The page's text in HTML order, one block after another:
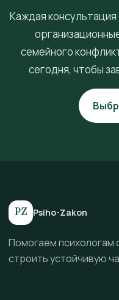
Каждая консультация
семейного
сегодня, чтобы
PZ Psiho-Zakon
Помогаем психологам
строить устойчивую